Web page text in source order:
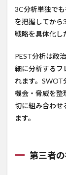
3C分析単独で
を把握してから
戦略を具体化し
PEST分析は政
細に分析するフ
れます。SWOT
機会・脅威を整
切に組み合わせ
ます。
第三者